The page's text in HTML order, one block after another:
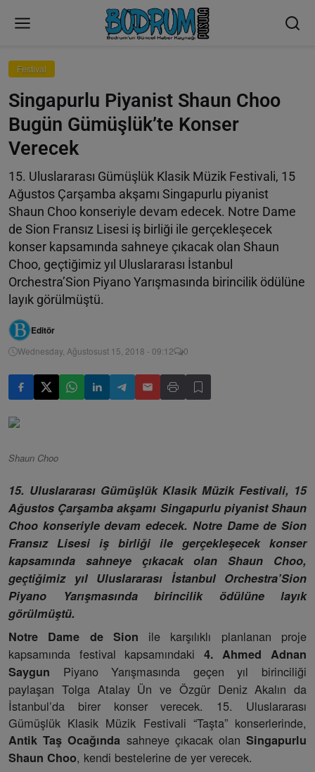
Festival
Singapurlu Piyanist Shaun Choo
Bugün Gümüşlük’te Konser
Verecek
15. Uluslararası Gümüşlük Klasik Müzik Festivali, 15
Ağustos Çarşamba akşamı Singapurlu piyanist
Shaun Choo konseriyle devam edecek. Notre Dame
de Sion Fransız Lisesi iş birliği ile gerçekleşecek
konser kapsamında sahneye çıkacak olan Shaun
Choo, geçtiğimiz yıl Uluslararası İstanbul
Orchestra’Sion Piyano Yarışmasında birincilik ödülüne
layık görülmüştü.
Editör
Wednesday, Ağustosust 15, 2018 - 09:12 0
Shaun Choo
15. Uluslararası Gümüşlük Klasik Müzik Festivali, 15
Ağustos Çarşamba akşamı Singapurlu piyanist Shaun
Choo konseriyle devam edecek. Notre Dame de Sion
Fransız Lisesi iş birliği ile gerçekleşecek konser
kapsamında sahneye çıkacak olan Shaun Choo,
geçtiğimiz yıl Uluslararası İstanbul Orchestra’Sion
Piyano Yarışmasında birincilik ödülüne layık
görülmüştü.
Notre Dame de Sion ile karşılıklı planlanan proje
kapsamında festival kapsamındaki 4. Ahmed Adnan
Saygun Piyano Yarışmasında geçen yıl birinciliği
paylaşan Tolga Atalay Ün ve Özgür Deniz Akalın da
İstanbul’da birer konser verecek. 15. Uluslararası
Gümüşlük Klasik Müzik Festivali “Taşta” konserlerinde,
Antik Taş Ocağında sahneye çıkacak olan Singapurlu
Shaun Choo, kendi bestelerine de yer verecek.